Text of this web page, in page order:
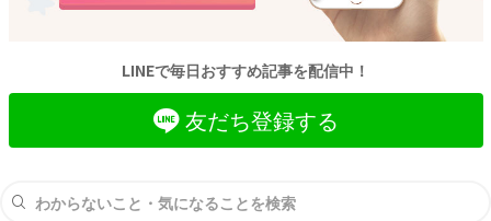
LINEで毎日おすすめ記事を配信中！
友だち登録する